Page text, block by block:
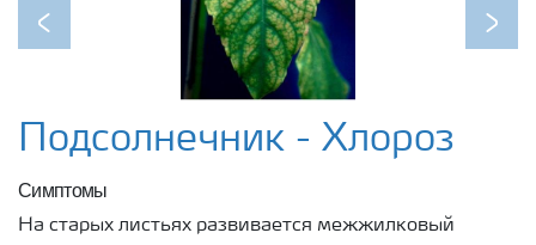
Previous Next
Подсолнечник - Хлороз
Симптомы
На старых листьях развивается межжилковый